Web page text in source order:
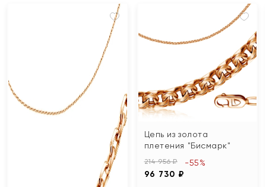
Цепь из золота
плетения "Бисмарк"
214 956 ₽
96 730 ₽
-55%